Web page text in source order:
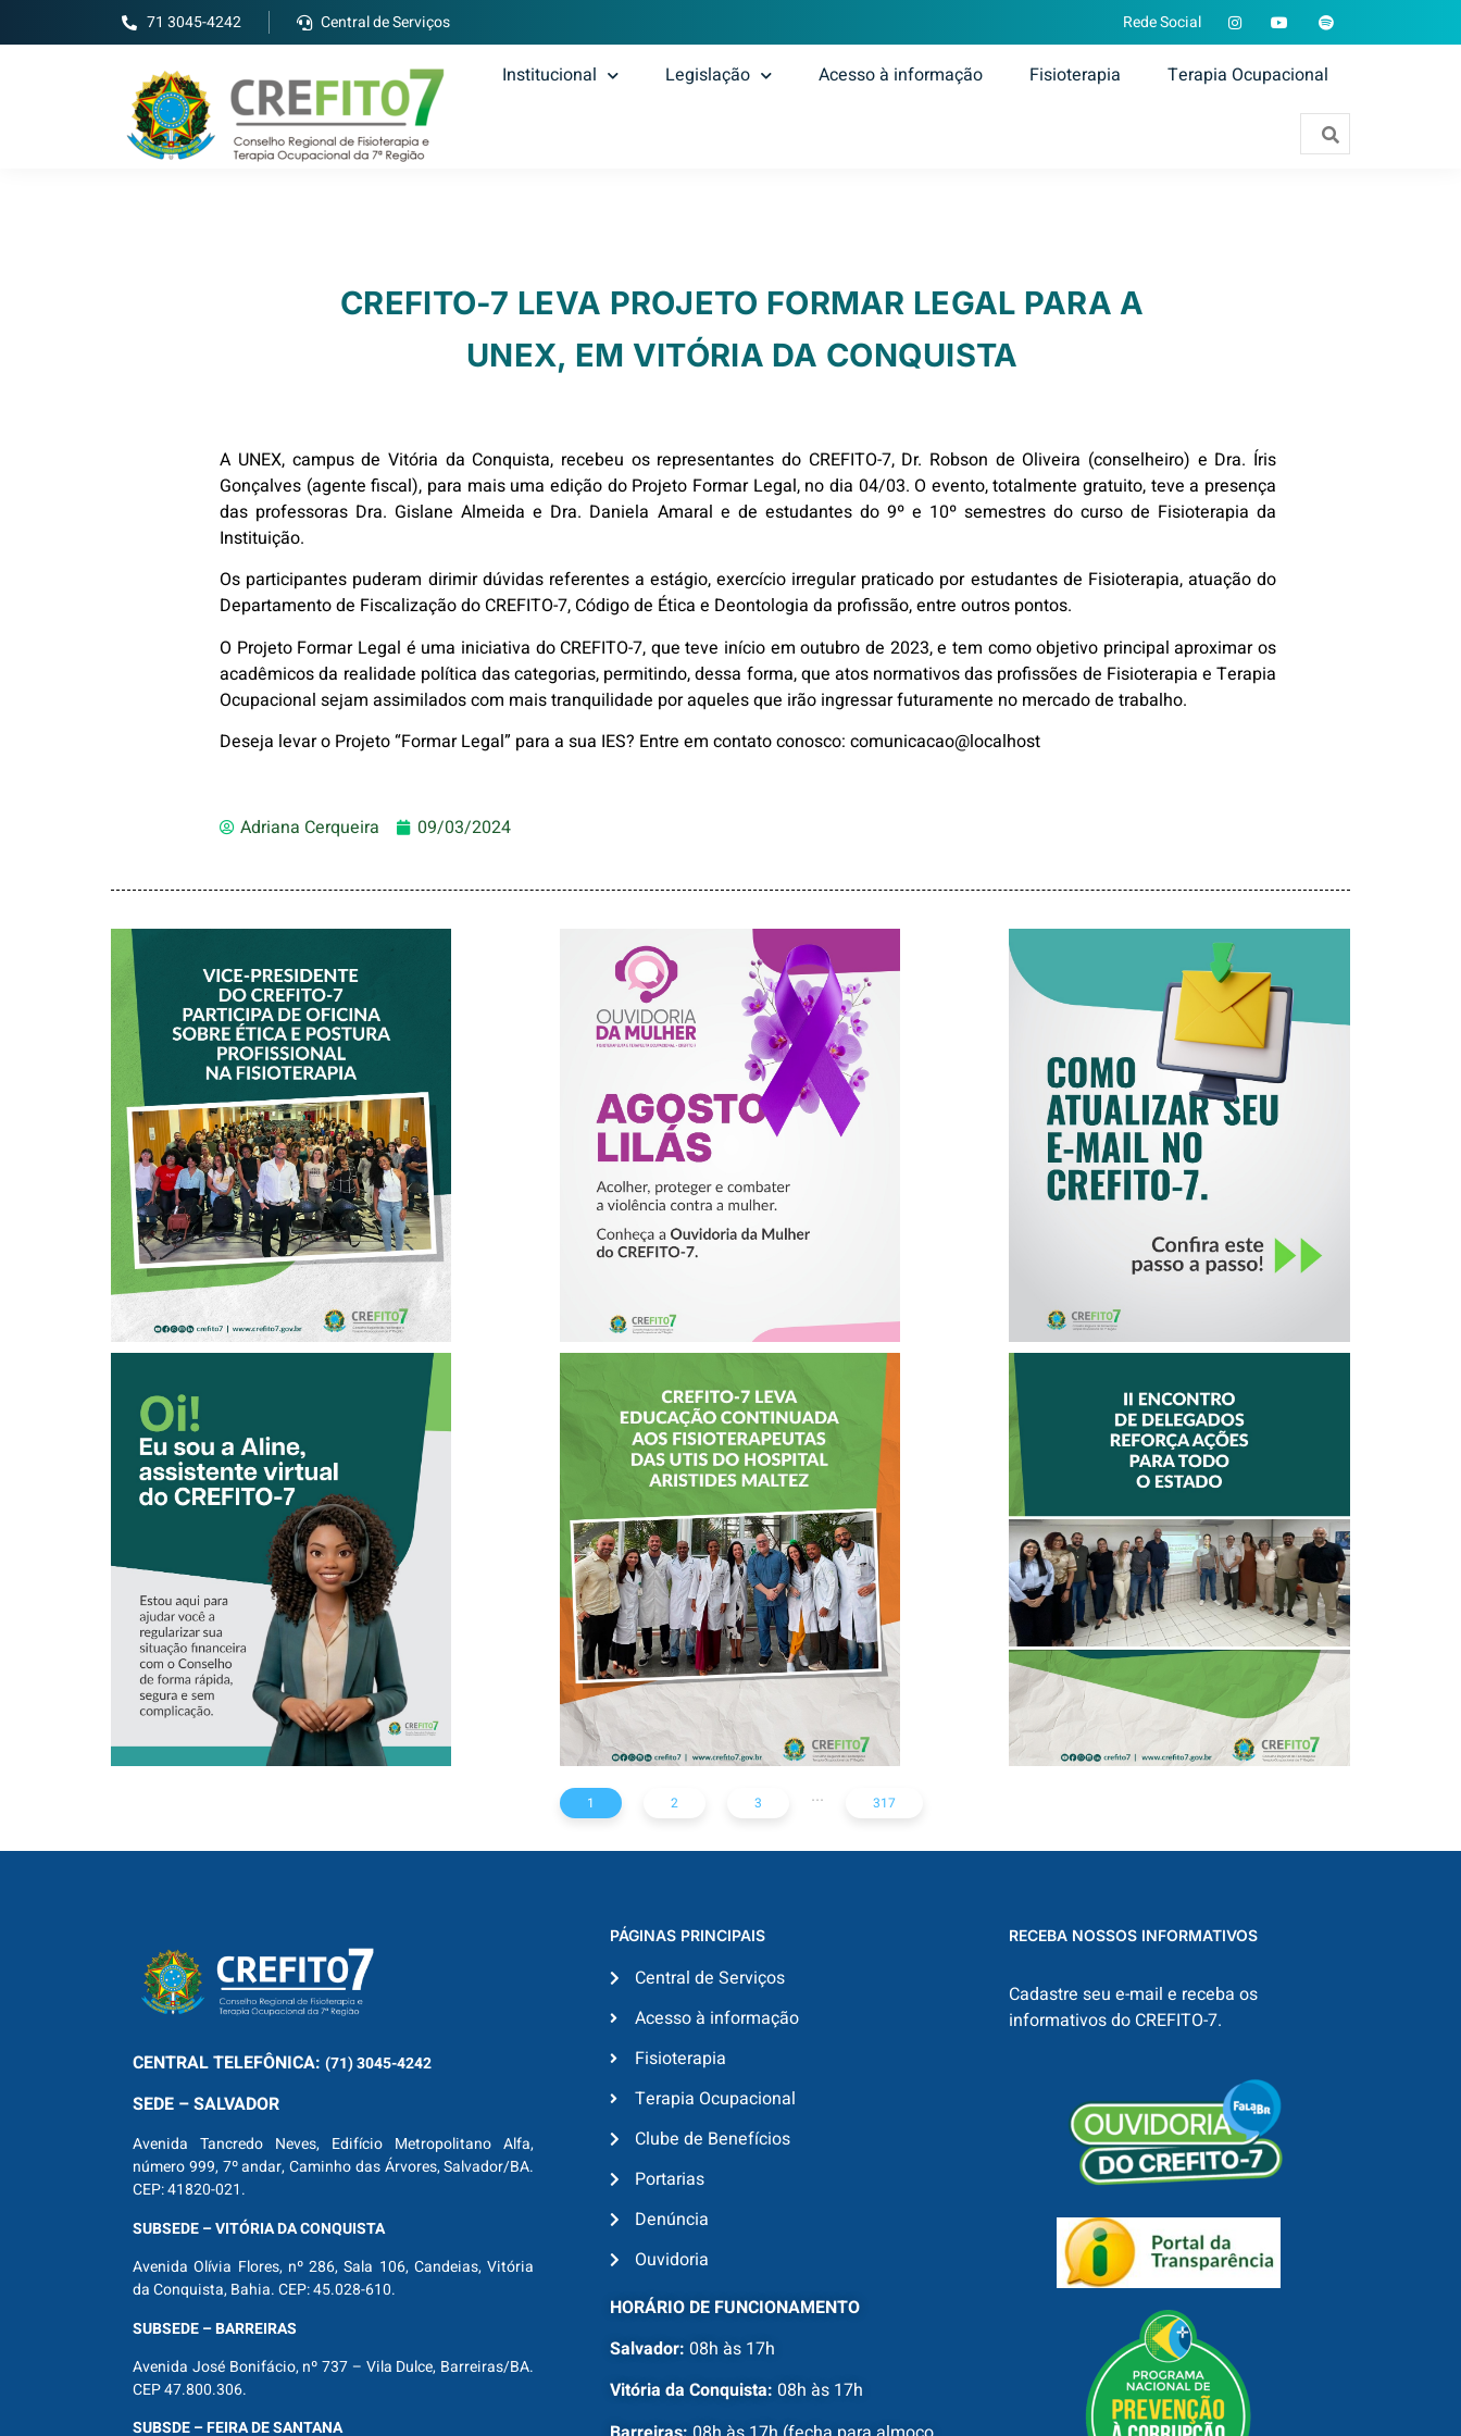
71 3045-4242 Central de Serviços Rede Social
Institucional Legislação Acesso à informação Fisioterapia Terapia Ocupacional
CREFITO-7 LEVA PROJETO FORMAR LEGAL PARA A
UNEX, EM VITÓRIA DA CONQUISTA
A UNEX, campus de Vitória da Conquista, recebeu os representantes do CREFITO-7, Dr. Robson de Oliveira (conselheiro) e Dra. Íris
Gonçalves (agente fiscal), para mais uma edição do Projeto Formar Legal, no dia 04/03. O evento, totalmente gratuito, teve a presença
das professoras Dra. Gislane Almeida e Dra. Daniela Amaral e de estudantes do 9º e 10º semestres do curso de Fisioterapia da
Instituição.
Os participantes puderam dirimir dúvidas referentes a estágio, exercício irregular praticado por estudantes de Fisioterapia, atuação do
Departamento de Fiscalização do CREFITO-7, Código de Ética e Deontologia da profissão, entre outros pontos.
O Projeto Formar Legal é uma iniciativa do CREFITO-7, que teve início em outubro de 2023, e tem como objetivo principal aproximar os
acadêmicos da realidade política das categorias, permitindo, dessa forma, que atos normativos das profissões de Fisioterapia e Terapia
Ocupacional sejam assimilados com mais tranquilidade por aqueles que irão ingressar futuramente no mercado de trabalho.
Deseja levar o Projeto “Formar Legal” para a sua IES? Entre em contato conosco: comunicacao@localhost
Adriana Cerqueira 09/03/2024
VICE-PRESIDENTE
DO CREFITO-7
PARTICIPA DE
OFICINA SOBRE
ÉTICA E POSTURA
PROFISSIONAL NA
FISIOTERAPIA
AGOSTO LILÁS –
ACOLHER,
PROTEGER E
COMBATER A
VIOLÊNCIA
CONTRA A
MULHER
COMO ATUALIZAR
SEU E-MAIL NO
CREFITO-7
CONHEÇA A
‘ALINE’,
ASSISTENTE
VIRTUAL DO
CREFITO-7
CREFITO-7 LEVA
EDUCAÇÃO
CONTINUADA AOS
FISIOTERAPEUTAS
DAS UTIs DO
HOSPITAL
ARISTIDES
MALTEZ
II ENCONTRO DE
REFORÇA AÇÕES
PARA TODO O
ESTADO
1 2 3 ... 317
CENTRALTELEFÔNICA: (71) 3045-4242
SEDE – SALVADOR
Avenida Tancredo Neves, Edifício Metropolitano Alfa,
número 999, 7º andar, Caminho das Árvores, Salvador/BA.
CEP: 41820-021.
SUBSEDE – VITÓRIA DA CONQUISTA
Avenida Olívia Flores, nº 286, Sala 106, Candeias, Vitória
da Conquista, Bahia. CEP: 45.028-610.
SUBSEDE – BARREIRAS
Avenida José Bonifácio, nº 737 – Vila Dulce, Barreiras/BA.
CEP 47.800.306.
SUBSDE – FEIRA DE SANTANA
PÁGINAS PRINCIPAIS
Central de Serviços
Acesso à informação
Fisioterapia
Terapia Ocupacional
Clube de Benefícios
Portarias
Denúncia
Ouvidoria
HORÁRIO DE FUNCIONAMENTO
Salvador: 08h às 17h
Vitória da Conquista: 08h às 17h
RECEBA NOSSOS INFORMATIVOS
Cadastre seu e-mail e receba os
informativos do CREFITO-7.